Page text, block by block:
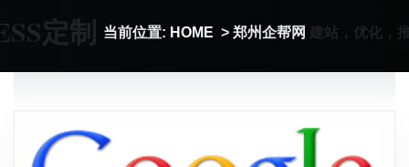
定制 当前位置: HOME > 郑州企帮网 建站，优化，